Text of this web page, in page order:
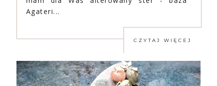
Agateri...
CZYTAJ WIĘCEJ